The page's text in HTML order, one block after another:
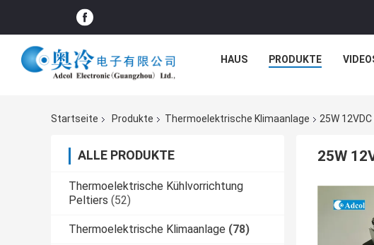
HAUS PRODUKTE
Startseite Produkte Thermoelektrische Klimaanlage 25W
ALLE PRODUKTE
Thermoelektrische Kühlvorrichtung
Peltiers (52)
Thermoelektrische Klimaanlage (78)
25W